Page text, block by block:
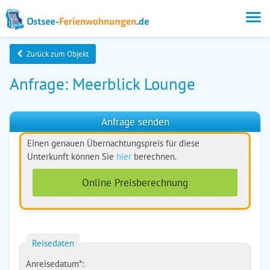
Zurück zum Objekt
Anfrage: Meerblick Lounge
Anfrage senden
Einen genauen Übernachtungspreis für diese
Unterkunft können Sie hier berechnen.
Online Preisberechnung
Reisedaten
Anreisedatum*: